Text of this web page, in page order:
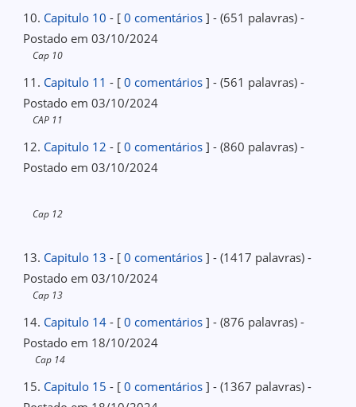
10. Capitulo 10 - [0 comentários ] - (651 palavras) -
Postado em 03/10/2024
Cap 10
11. Capitulo 11 - [0 comentários ] - (561 palavras) -
Postado em 03/10/2024
CAP 11
12. Capitulo 12 - [0 comentários ] - (860 palavras) -
Postado em 03/10/2024
Cap 12
13. Capitulo 13 - [0 comentários ] - (1417 palavras) -
Postado em 03/10/2024
Cap 13
14. Capitulo 14 - [0 comentários ] - (876 palavras) -
Postado em 18/10/2024
Cap 14
15. Capitulo 15 - [0 comentários ] - (1367 palavras) -